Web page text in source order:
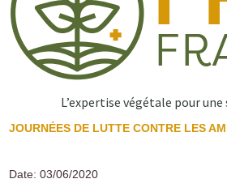
L’expertise végétale pour
JOURNÉES DE LUTTE CONTRE LES
Date: 03/06/2020